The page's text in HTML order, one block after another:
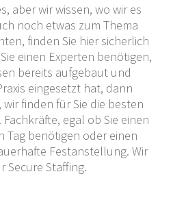
aber wir wissen, wo wir es
noch etwas zum Thema
finden Sie hier sicherlich
einen Experten benötigen,
bereits aufgebaut und
eingesetzt hat, dann
finden für Sie die besten
egal ob Sie einen
Tag benötigen oder einen
Festanstellung. Wir
Secure Staffing.